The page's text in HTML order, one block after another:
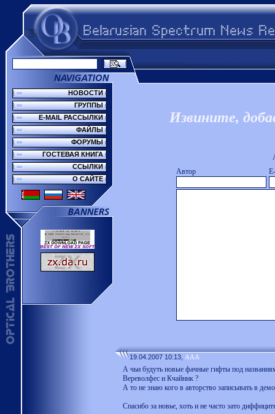
НОВОСТИ
ГРУППЫ
E-MAIL РАССЫЛКИ
ФАЙЛЫ
ФОРУМЫ
ГОСТЕВАЯ КНИГА
ССЫЛКИ
О САЙТЕ
Извините,
Автор
19.04.2007 10:13, AAA
А чьи будуть новые фачные гифты под
Вереволфес и Кчайник ?
А то не знаю кого в авторство записывать в
Спасибо за новье, хоть и не часто зато